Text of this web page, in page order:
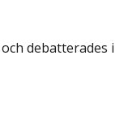
debatterades i